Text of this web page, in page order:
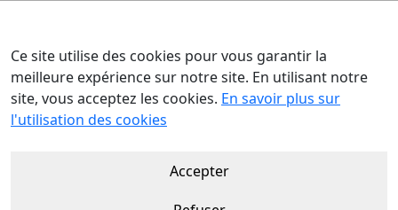
Accueil Nos talents
Ce site utilise des cookies pour vous garantir la
meilleure expérience sur notre site. En utilisant notre
site, vous acceptez les cookies. En savoir plus sur
l'utilisation des cookies
Accepter